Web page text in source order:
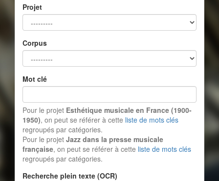
Projet
Corpus
Mot clé
Pour le projet Esthétique musicale en France (1900-
1950), on peut se référer à cette liste de mots clés
regroupés par catégories.
Pour le projet Jazz dans la presse musicale
française, on peut se référer à cette liste de mots clés
regroupés par catégories.
Recherche plein texte (OCR)